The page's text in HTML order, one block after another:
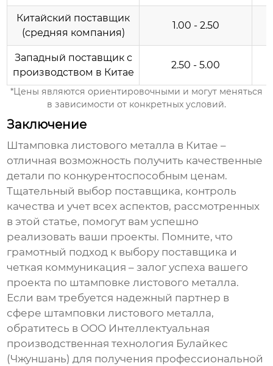
Китайский поставщик
(средняя компания)
1.00 - 2.50
Западный поставщик с
производством в Китае
2.50 - 5.00
*Цены являются ориентировочными и могут меняться
в зависимости от конкретных условий.
Заключение
Штамповка листового металла в Китае –
отличная возможность получить качественные
детали по конкурентоспособным ценам.
Тщательный выбор поставщика, контроль
качества и учет всех аспектов, рассмотренных
в этой статье, помогут вам успешно
реализовать ваши проекты. Помните, что
грамотный подход к выбору поставщика и
четкая коммуникация – залог успеха вашего
проекта по штамповке листового металла.
Если вам требуется надежный партнер в
сфере штамповки листового металла,
обратитесь в ООО Интеллектуальная
производственная технология Булайкес
(Чжуншань) для получения профессиональной